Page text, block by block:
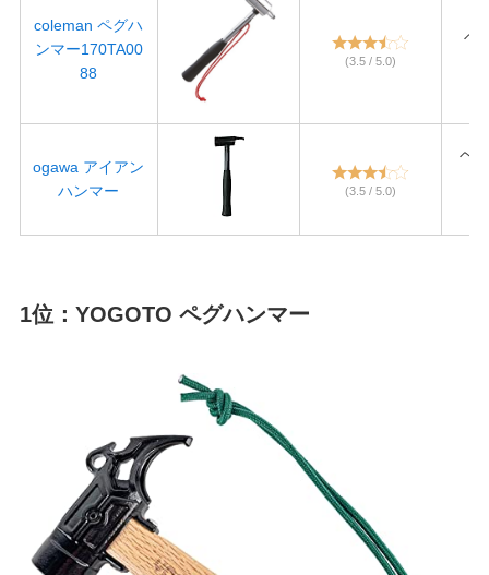
coleman ペグハ
ンマー170TA00
88
(3.5 / 5.0)
ヘ
ogawa アイアン
ハンマー
(3.5 / 5.0)
ヘ
1位：YOGOTO ペグハンマー